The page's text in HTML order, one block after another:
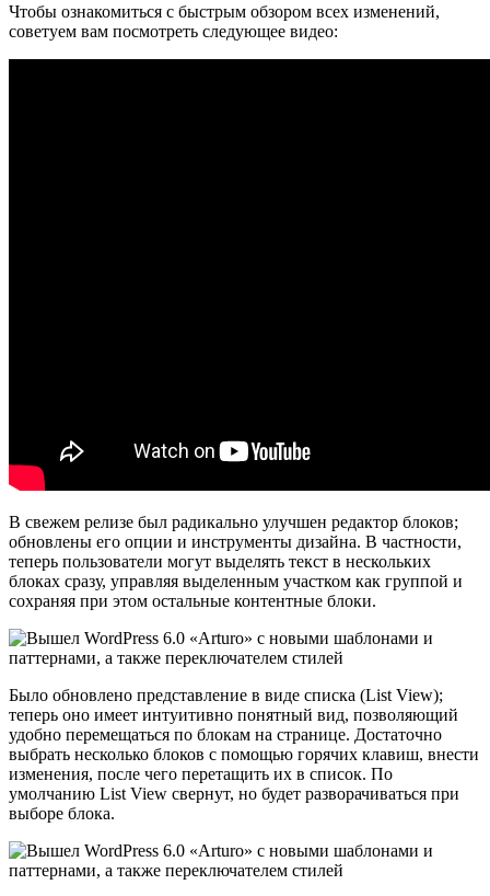
Чтобы ознакомиться с быстрым обзором всех изменений,
советуем вам посмотреть следующее видео:
В свежем релизе был радикально улучшен редактор блоков;
обновлены его опции и инструменты дизайна. В частности,
теперь пользователи могут выделять текст в нескольких
блоках сразу, управляя выделенным участком как группой и
сохраняя при этом остальные контентные блоки.
Было обновлено представление в виде списка (List View);
теперь оно имеет интуитивно понятный вид, позволяющий
удобно перемещаться по блокам на странице. Достаточно
выбрать несколько блоков с помощью горячих клавиш, внести
изменения, после чего перетащить их в список. По
умолчанию List View свернут, но будет разворачиваться при
выборе блока.